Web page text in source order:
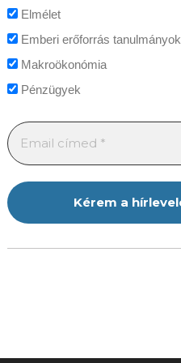
Elmélet
Emberi erőforrás tanulmányok
Makroökonómia
Pénzügyek